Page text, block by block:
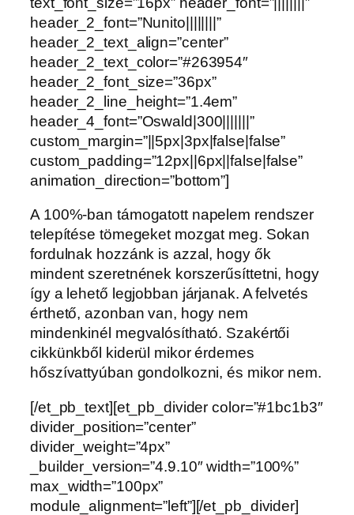
header_2_font=”Nunito||||||||”
header_2_text_align=”center”
header_2_text_color=”#263954″
header_2_font_size=”36px”
header_2_line_height=”1.4em”
header_4_font=”Oswald|300|||||||”
custom_margin=”||5px|3px|false|false”
custom_padding=”12px||6px||false|false”
animation_direction=”bottom”]
A 100%-ban támogatott napelem rendszer
telepítése tömegeket mozgat meg. Sokan
fordulnak hozzánk is azzal, hogy ők
mindent szeretnének korszerűsíttetni, hogy
így a lehető legjobban járjanak. A felvetés
érthető, azonban van, hogy nem
mindenkinél megvalósítható. Szakértői
cikkünkből kiderül mikor érdemes
hőszívattyúban gondolkozni, és mikor nem.
[/et_pb_text][et_pb_divider color=”#1bc1b3″
divider_position=”center”
divider_weight=”4px”
_builder_version=”4.9.10″ width=”100%”
max_width=”100px”
module_alignment=”left”][/et_pb_divider]